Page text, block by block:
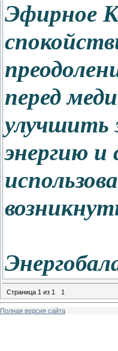
Эфирное
перед
улучшить
энергию и
Страница 1 из 1 1
Полная версия сайта